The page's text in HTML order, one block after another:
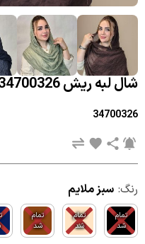
شال لبه ریش 34700326
34700326
رنگ: سبز ملایم
تمام
شد
تمام
شد
تمام
شد